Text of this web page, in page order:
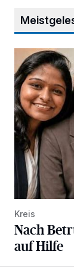
Nach
Kreis
Nach
auf Hilfe